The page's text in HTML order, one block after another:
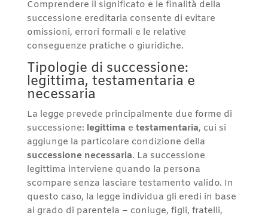
Comprendere il significato e le finalità della
successione ereditaria consente di evitare
omissioni, errori formali e le relative
conseguenze pratiche o giuridiche.
Tipologie di successione:
legittima, testamentaria e
necessaria
La legge prevede principalmente due forme di
successione: legittima e testamentaria, cui si
aggiunge la particolare condizione della
successione necessaria. La successione
legittima interviene quando la persona
scompare senza lasciare testamento valido. In
questo caso, la legge individua gli eredi in base
al grado di parentela – coniuge, figli, fratelli,